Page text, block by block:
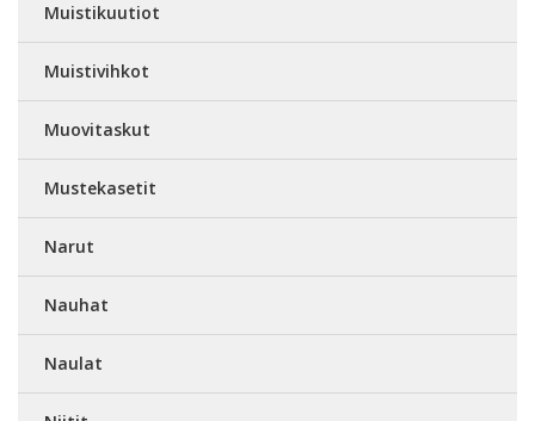
Muistikuutiot
Muistivihkot
Muovitaskut
Mustekasetit
Narut
Nauhat
Naulat